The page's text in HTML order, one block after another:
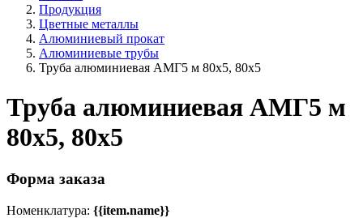
Продукция
Цветные металлы
Алюминиевый прокат
Алюминиевые трубы
Труба алюминиевая АМГ5 м 80х5, 80х5
Труба алюминиевая АМГ5 м
80х5, 80х5
Форма заказа
Номенклатура: {{item.name}}